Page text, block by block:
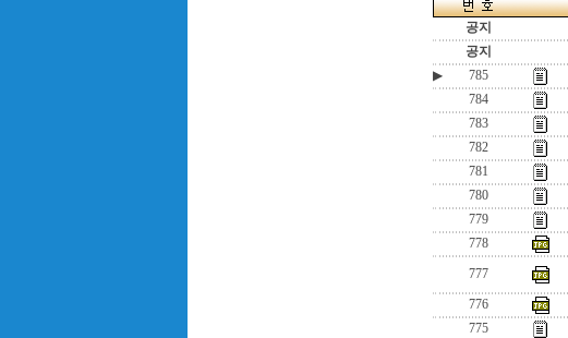
공지
공지
▶
785
784
783
782
781
780
779
778
777
776
775